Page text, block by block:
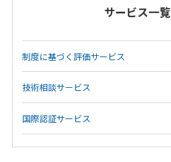
サービス一覧
制度に基づく評価サービス
技術相談サービス
国際認証サービス